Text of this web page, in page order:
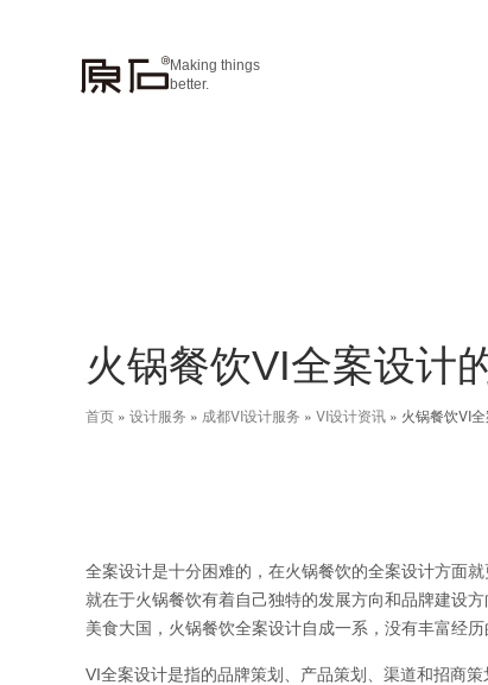
Making things
better.
火锅餐饮VI全案设计
首页 » 设计服务 » 成都VI设计服务 » VI设计资讯 » 火锅餐饮VI
全案设计是十分困难的，在火锅餐饮的全案设计方面
就在于火锅餐饮有着自己独特的发展方向和品牌建设
美食大国，火锅餐饮全案设计自成一系，没有丰富经历
VI全案设计是指的品牌策划、产品策划、渠道和招商